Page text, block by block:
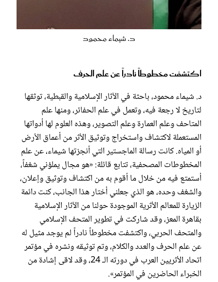
د. شيماء محمود
اكتشفت مخطوطاً نادراً عن علم الحرف
د. شيماء محمود، باحثة في الآثار الإسلامية والقبطية، توثقها
لتاريخ لا رجعة فيه، وتعمل في علم الحفائر، ومنها علم
المتاحف وعلم العمارة وعلم التصوير، وهذه العلوم لها أدواتها
المستعملة لاكتشاف واستخراج وتوثيق الأثر من أعماق الأرض
أو المياه. كانت رسالة الماجستير التي أنجزتها شيماء، عن علم
المخطوطات المصحفية، تتابع قائلة: «هو مجال يملؤني شغفاً،
أستمتع فيه من خلال ما أقوم به من اكتشاف وتوثيق وإعلان،
والشغف وحده، هو الذي جعلني أختار هذا الجانب، كنت دائمة
الزيارة للمعالم الأثرية الموجودة حولنا من الآثار الإسلامية
بقاهرة المعز، وقد شاركت في تطوير المتحف الإسلامي
والمتحف الحربي، واكتشفت مخطوطاً نادراً لم يوجد مثيل له
عن علم الحرف والعدد والكلام، وتم توثيقه ونشره في مؤتمر
اتحاد الأثريين العرب في دورته الـ 24، وقد لاقى إشادة من
الخبراء الحاضرين في المؤتمر».